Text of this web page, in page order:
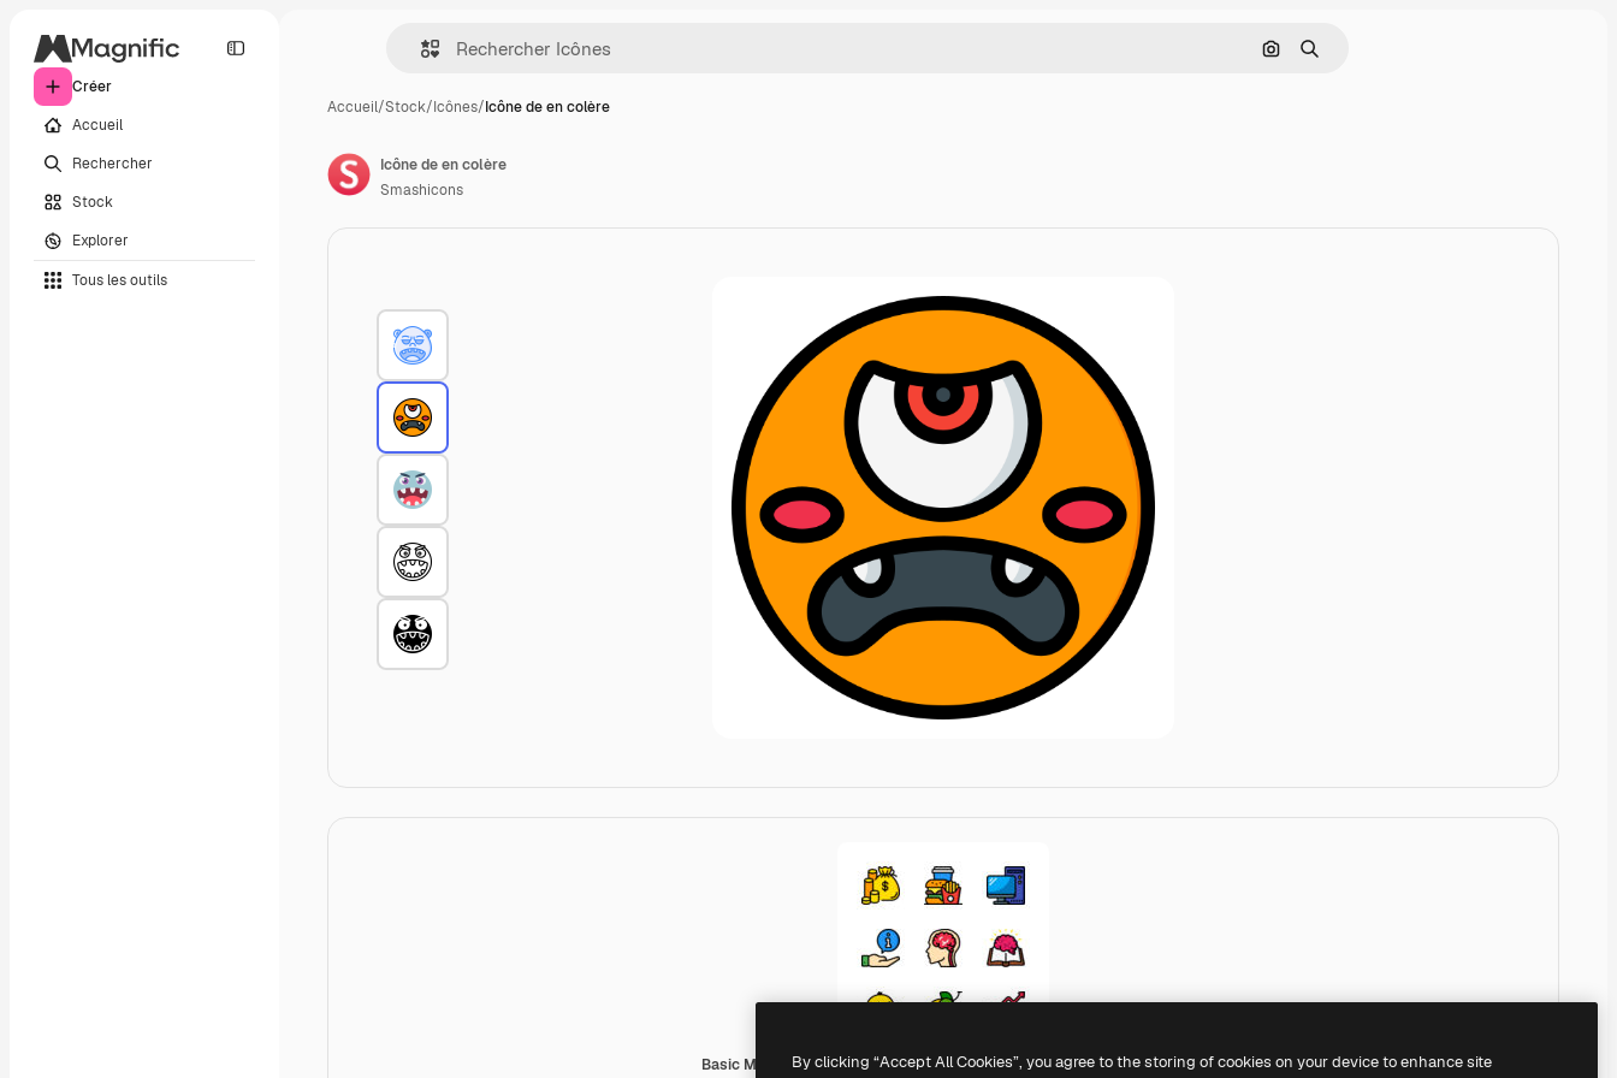
Créer
Accueil
Rechercher
Stock
Explorer
Tous les outils
Rechercher par image
Rechercher
Accueil/Stock/Icônes/Icône de en colère
Basic Miscellany Lineal Color
Icône de en colère
Smashicons
By clicking “Accept All Cookies”, you agree to the storing of cookies on your device to enhance site